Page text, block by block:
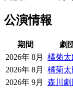
公演情報
期間 劇
2026年 8月
橘菊太
2026年 8月
橘菊太
2026年 9月
森川劇